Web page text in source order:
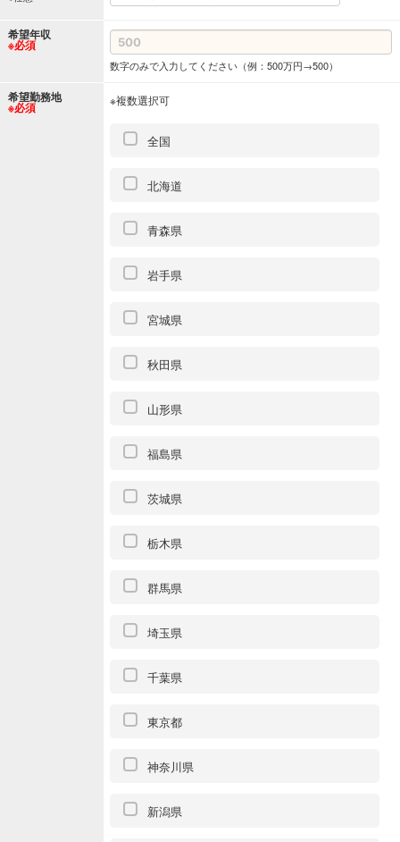
希望年収
※必須
数字のみで入力してください（例：500万円→500）
希望勤務地
※必須 ※複数選択可
全国
北海道
青森県
岩手県
宮城県
秋田県
山形県
福島県
茨城県
栃木県
群馬県
埼玉県
千葉県
東京都
神奈川県
新潟県